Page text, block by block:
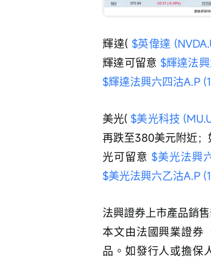
輝達( $英偉達
輝達可留意 $輝達法
$輝達法興六四沽A.P
美光( $美光科技
再跌至380美元附近
光可留意 $美光法興
$美光法興六乙沽A.P
法興證券上市產品銷
本文由法國興業證券
品。如發行人或擔保